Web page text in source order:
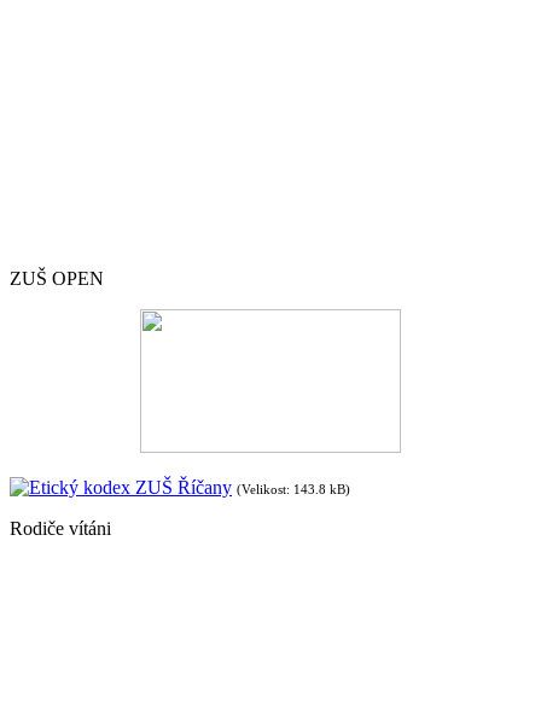
ZUŠ OPEN
Etický kodex ZUŠ Říčany (Velikost: 143.8 kB)
Rodiče vítáni